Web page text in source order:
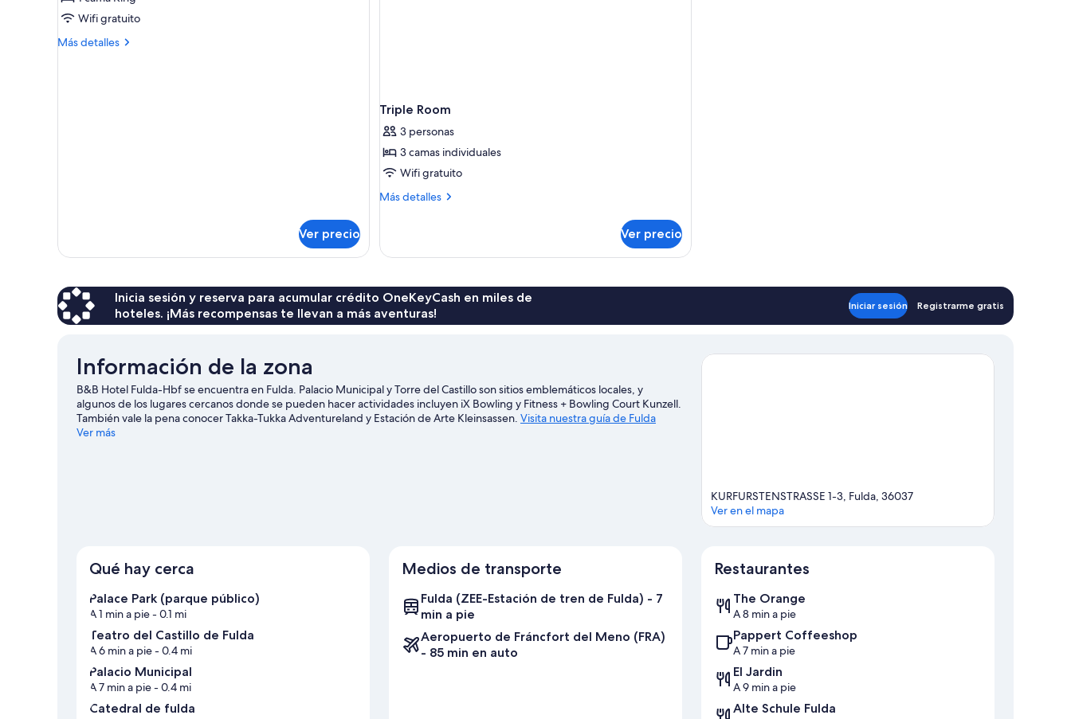
Habitación
doble
Wifi gratuito
Más detalles
Más
Ver precio
Triple Room
3 personas
3 camas individuales
Wifi gratuito
Más detalles
Más
Room
Ver precio
Inicia sesión y reserva para acumular crédito OneKeyCash en miles de
hoteles. ¡Más recompensas te llevan a más aventuras!
Iniciar sesión Registrarme gratis
Información de la zona
B&B Hotel Fulda-Hbf se encuentra en Fulda. Palacio Municipal y Torre del Castillo son sitios emblemáticos locales, y
algunos de los lugares cercanos donde se pueden hacer actividades incluyen iX Bowling y Fitness + Bowling Court Kunzell.
También vale la pena conocer Takka-Tukka Adventureland y Estación de Arte Kleinsassen. Visita nuestra guía de Fulda
Ver más
KURFURSTENSTRASSE 1-3, Fulda, 36037
Ver en el mapa
Qué hay cerca
Palace Park (parque público)
A 1 min a pie- 0.1 mi
Teatro del Castillo de Fulda
A 6 min a pie- 0.4 mi
Palacio Municipal
A 7 min a pie- 0.4 mi
Catedral de fulda
Medios de transporte
Fulda (ZEE-Estación de tren de Fulda) - 7
min a pie
Aeropuerto de Fráncfort del Meno (FRA)
- 85 min en auto
Restaurantes
The Orange
A 8 min a pie
Pappert Coffeeshop
A 7 min a pie
El Jardin
A 9 min a pie
Alte Schule Fulda